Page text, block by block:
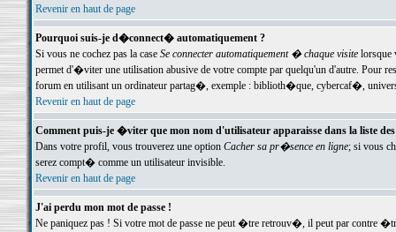
Revenir en haut de page
Pourquoi suis-je d�connect� automatiquement ?
Si vous ne cochez pas la case Se connecter automatiquement � chaque visitelorsque
permet d'�viter une utilisation abusive de votre compte par quelqu'un d'autre. Pour
forum en utilisant un ordinateur partag�, exemple : biblioth�que, cybercaf�,
Revenir en haut de page
Comment puis-je �viter que mon nom d'utilisateur apparaisse dans la liste
Dans votre profil, vous trouverez une option Cacher sa pr�sence en ligne; si vous
serez compt� comme un utilisateur invisible.
Revenir en haut de page
J'ai perdu mon mot de passe !
Ne paniquez pas ! Si votre mot de passe ne peut �tre retrouv�, il peut par contre